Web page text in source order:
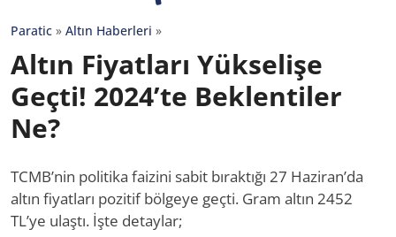
Paratic » Altın Haberleri »
Altın Fiyatları Yükselişe
Geçti! 2024’te Beklentiler
Ne?
TCMB’nin politika faizini sabit bıraktığı 27 Haziran’da
altın fiyatları pozitif bölgeye geçti. Gram altın 2452
TL’ye ulaştı. İşte detaylar;